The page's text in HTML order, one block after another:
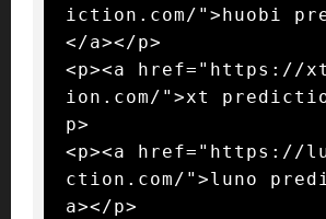
iction.com/">huobi
</a></p>
<p><a href="https://
ion.com/">xt
p>
<p><a href="https://
ction.com/">luno
a></p>